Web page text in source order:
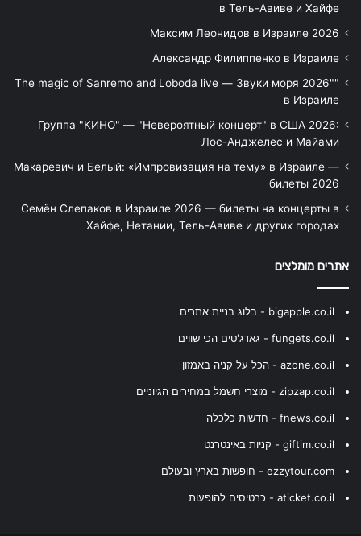
в Тель-Авиве и Хайфе
Максим Леонидов в Израиле 2026
Александр Филиппенко в Израиле
"The magic of Sanremo and Loboda live — Звуки моря 2026"
в Израиле
Группа "КИНО" — "Невероятный концерт" в США 2026:
Лос-Анджелес и Майами
Макаревич и Белый: «Импровизация на тему» в Израиле —
билеты 2026
Семён Слепаков в Израиле 2026 — билеты на концерты в
Хайфе, Нетании, Тель-Авиве и других городах
אתרים מומלצים
bigapple.co.il - בלוג בניית אתרים
fungets.co.il - גאדג'טים הכי שווים
azone.co.il - הכל על קניה באמזון
zipzap.co.il - מוצרי חשמל במחירים הגיוניים
fnews.co.il - חדשות כלכלה
giftim.co.il - קניות באינטרנט
ezzytour.com - חופשות בארץ ובעולם
aticket.co.il - כרטיסים להופעות